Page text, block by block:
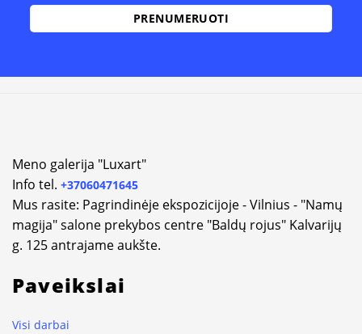
Meno galerija "Luxart"
Info tel. +37060471645
Mus rasite: Pagrindinėje ekspozicijoje - Vilnius - "Namų
magija" salone prekybos centre "Baldų rojus" Kalvarijų
g. 125 antrajame aukšte.
Paveikslai
Visi darbai